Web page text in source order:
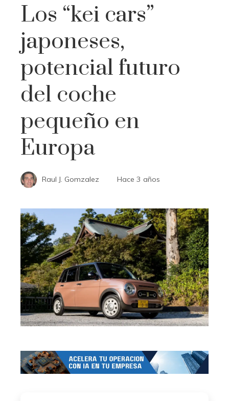
Los “kei cars”
japoneses,
potencial futuro
del coche
pequeño en
Europa
Raul J. Gomzalez Hace 3 años